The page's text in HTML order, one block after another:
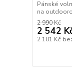
Pánské
na
2 990 Kč
2 542
2 101 Kč